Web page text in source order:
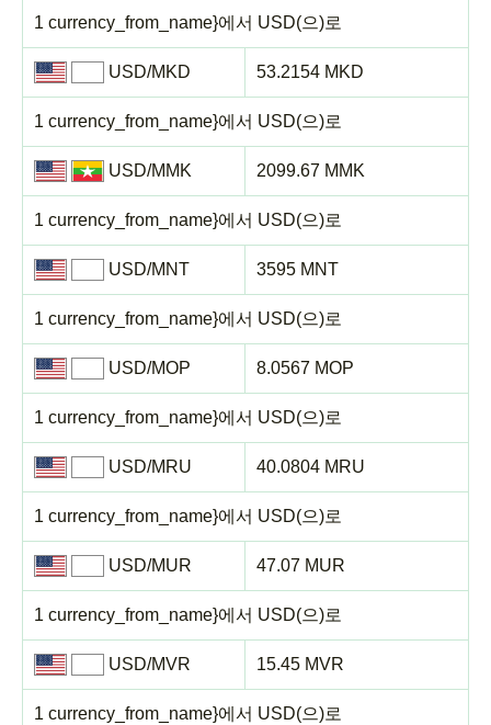
1 currency_from_name}에서 USD(으)로
USD/MKD
1 currency_from_name}에서 USD(으)로
53.2154 MKD
USD/MMK
1 currency_from_name}에서 USD(으)로
2099.67 MMK
USD/MNT
1 currency_from_name}에서 USD(으)로
3595 MNT
USD/MOP
1 currency_from_name}에서 USD(으)로
8.0567 MOP
USD/MRU
1 currency_from_name}에서 USD(으)로
40.0804 MRU
USD/MUR
1 currency_from_name}에서 USD(으)로
47.07 MUR
USD/MVR
1 currency_from_name}에서 USD(으)로
15.45 MVR